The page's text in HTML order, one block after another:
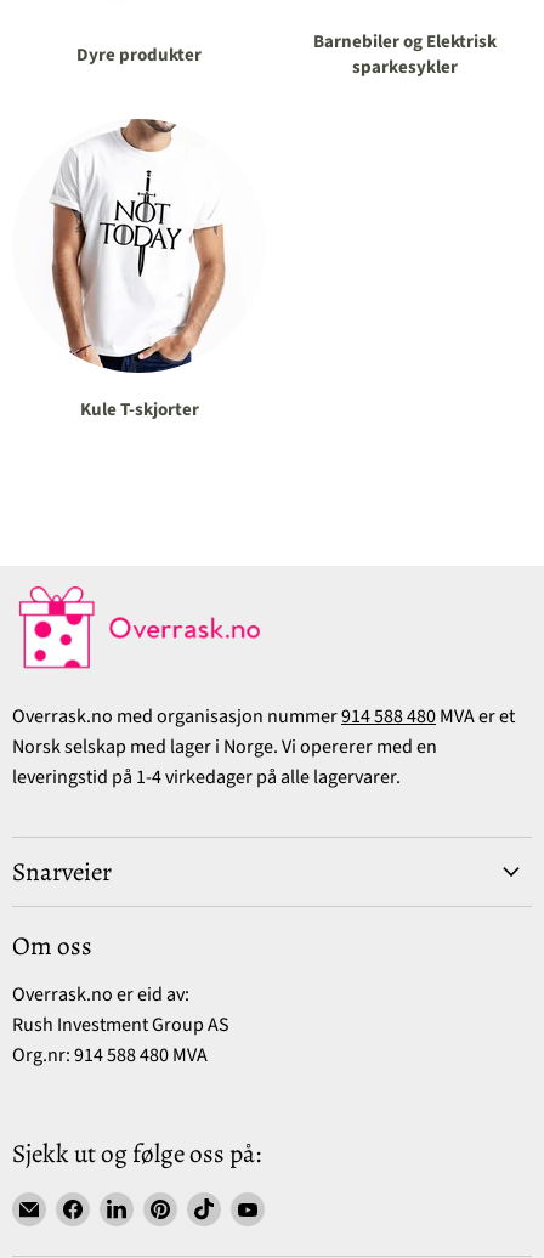
Dyre produkter
Barnebiler og Elektrisk
sparkesykler
Kule T-skjorter
Overrask.no med organisasjon nummer914 588 480MVA er et
Norsk selskap med lager i Norge. Vi opererer med en
leveringstid på 1-4 virkedager på alle lagervarer.
Snarveier
Om oss
Overrask.no er eid av:
Rush Investment Group AS
Org.nr: 914 588 480 MVA
Sjekk ut og følge oss på:
Find Find Find Find Find Find